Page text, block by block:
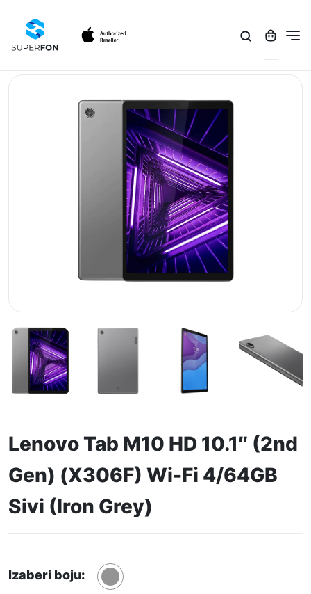
Lenovo Tab M10 HD 10.1″ (2nd
Gen) (X306F) Wi-Fi 4/64GB
Sivi (Iron Grey)
Izaberi boju: